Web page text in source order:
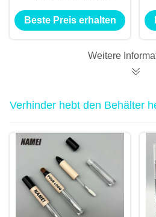
Behälter Kultikulaöl
Nagellack Make-up
Pen mit Pinsel
Beste Preis erhalten
Weitere
Verhinder hebt den Behälter